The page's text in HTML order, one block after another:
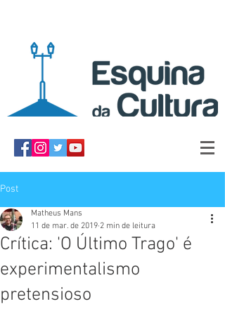
Post
Crítica: 'O Último Trago' é
experimentalismo
pretensioso
Matheus Mans
11 de mar. de 2019 2 min de leitura